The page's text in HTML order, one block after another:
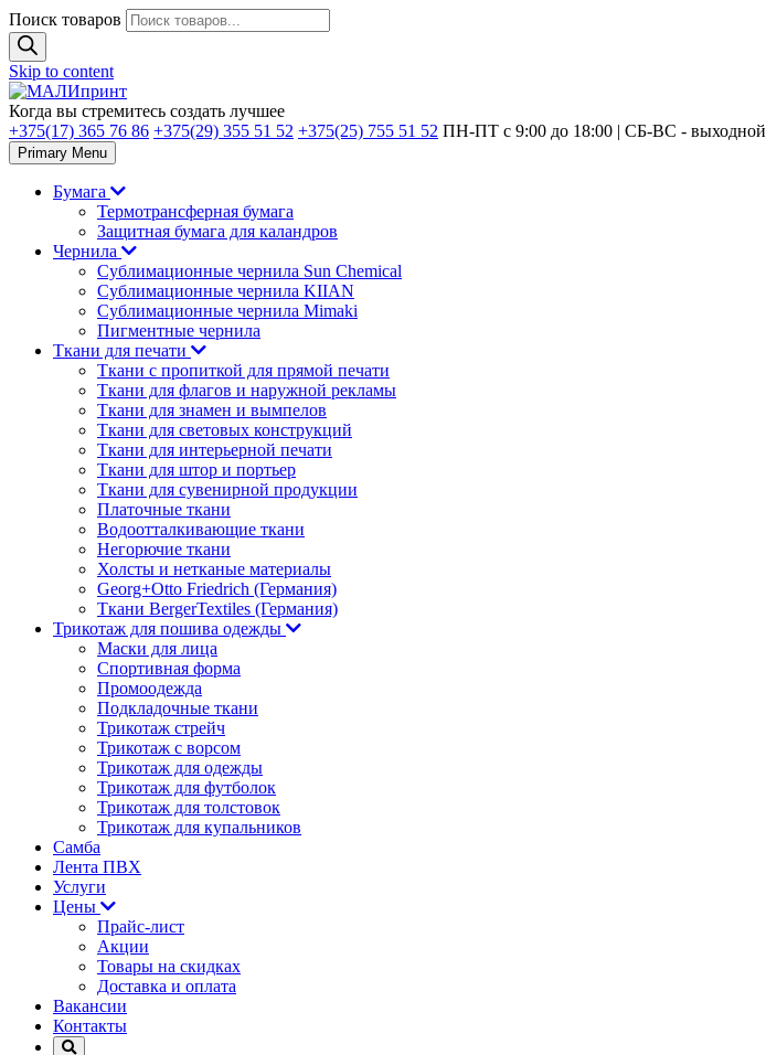
Поиск товаров
Skip to content
Когда вы стремитесь создать лучшее
+375(17) 365 76 86 +375(29) 355 51 52 +375(25) 755 51 52 ПН-ПТ с 9:00 до 18:00 | CБ-ВС - выходной
Primary Menu
Бумага
Термотрансферная бумага
Защитная бумага для каландров
Чернила
Сублимационные чернила Sun Chemical
Сублимационные чернила KIIAN
Сублимационные чернила Mimaki
Пигментные чернила
Ткани для печати
Ткани с пропиткой для прямой печати
Ткани для флагов и наружной рекламы
Ткани для знамен и вымпелов
Ткани для световых конструкций
Ткани для интерьерной печати
Ткани для штор и портьер
Ткани для сувенирной продукции
Платочные ткани
Водоотталкивающие ткани
Негорючие ткани
Холсты и нетканые материалы
Georg+Otto Friedrich (Германия)
Ткани BergerTextiles (Германия)
Трикотаж для пошива одежды
Маски для лица
Спортивная форма
Промоодежда
Подкладочные ткани
Трикотаж стрейч
Трикотаж с ворсом
Трикотаж для одежды
Трикотаж для футболок
Трикотаж для толстовок
Трикотаж для купальников
Самба
Лента ПВХ
Услуги
Цены
Прайс-лист
Акции
Товары на скидках
Доставка и оплата
Вакансии
Контакты